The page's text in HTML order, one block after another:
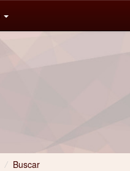
/ Buscar